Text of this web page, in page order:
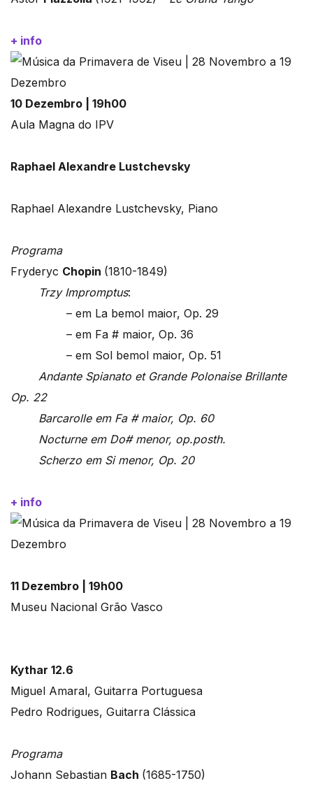
+ info
10 Dezembro | 19h00
Aula Magna do IPV
Raphael Alexandre Lustchevsky
Raphael Alexandre Lustchevsky, Piano
Programa
Fryderyc Chopin (1810-1849)
Trzy Impromptus:
– em La bemol maior, Op. 29
– em Fa # maior, Op. 36
– em Sol bemol maior, Op. 51
Andante Spianato et Grande Polonaise Brillante
Op. 22
Barcarolle em Fa # maior, Op. 60
Nocturne em Do# menor, op.posth.
Scherzo em Si menor, Op. 20
+ info
11 Dezembro | 19h00
Museu Nacional Grão Vasco
Kythar 12.6
Miguel Amaral, Guitarra Portuguesa
Pedro Rodrigues, Guitarra Clássica
Programa
Johann Sebastian Bach (1685-1750)